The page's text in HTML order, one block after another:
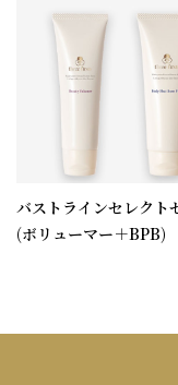
バストラインセレクト
(ボリューマー＋BPB)